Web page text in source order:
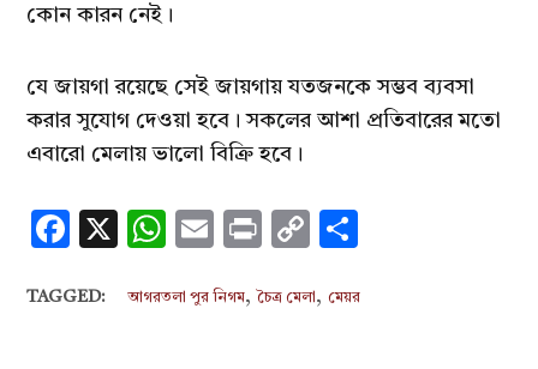
কোন কারন নেই।
যে জায়গা রয়েছে সেই জায়গায় যতজনকে সম্ভব ব্যবসা
করার সুযোগ দেওয়া হবে। সকলের আশা প্রতিবারের মতো
এবারো মেলায় ভালো বিক্রি হবে।
Facebook
X WhatsApp
EmailPrintCopy
TAGGED: আগরতলা পুর নিগম,চৈত্র মেলা , মেয়র